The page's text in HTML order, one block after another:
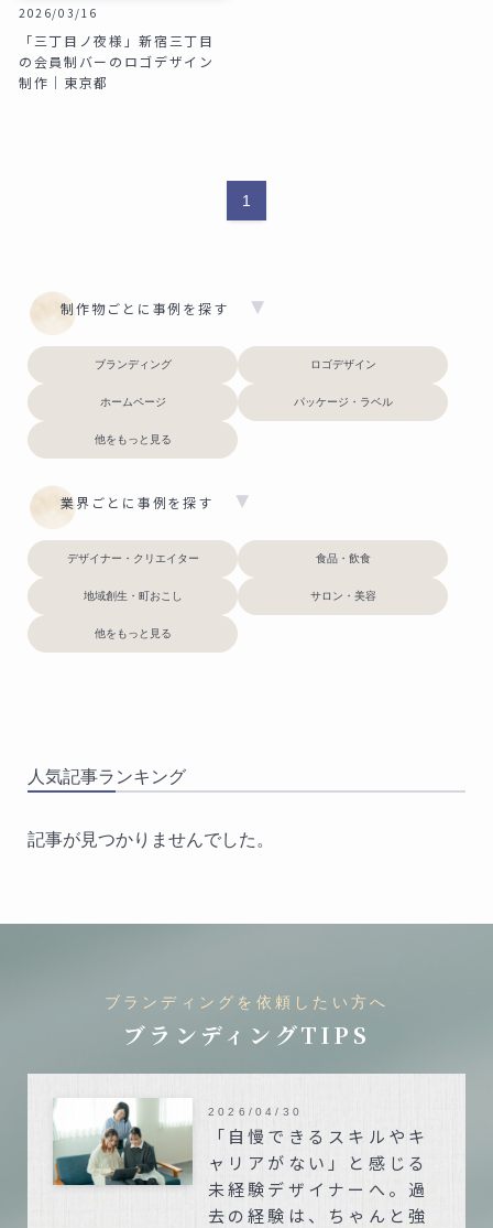
2026/03/16
「三丁目ノ夜様」新宿三丁目
の会員制バーのロゴデザイン
制作｜東京都
1
制作物ごとに事例を探す
ブランディング ロゴデザイン
ホームページ パッケージ・ラベル
他をもっと見る
業界ごとに事例を探す
デザイナー・クリエイター 食品・飲食
地域創生・町おこし サロン・美容
他をもっと見る
人気記事ランキング
記事が見つかりませんでした。
ブランディングを依頼したい方へ
ブランディングTIPS
「自慢できるスキルやキ
ャリアがない」と感じる
未経験デザイナーへ。過
去の経験は、ちゃんと強
2026/04/30